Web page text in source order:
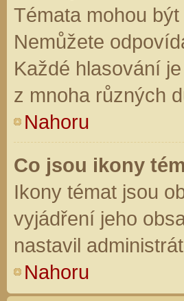
Témata mohou
Nemůžete
Každé hlasování
z mnoha různých
Nahoru
Co jsou ikony
Ikony témat jsou
vyjádření jeho
nastavil
Nahoru